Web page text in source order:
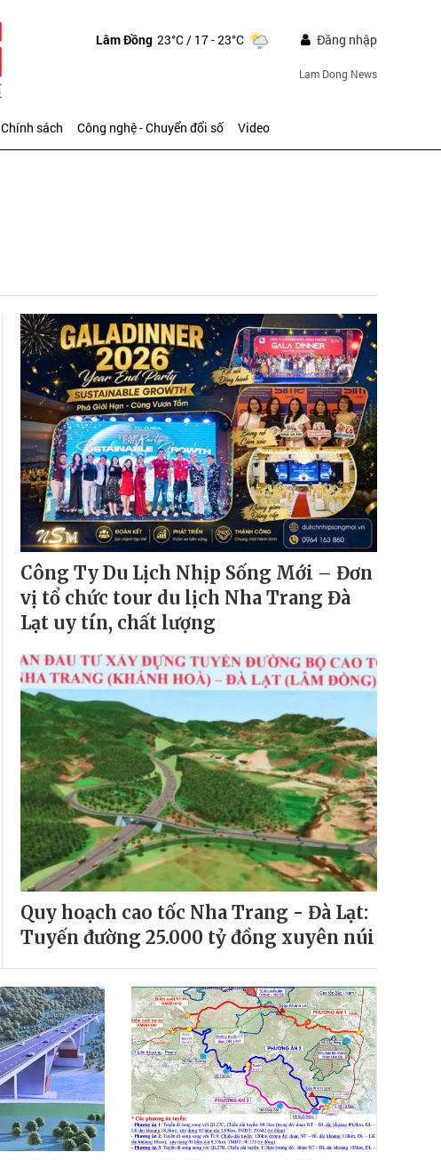
Lâm Đồng 23°C/ 17 - 23°C Đăng nhập
Lam Dong News
Chính sách Công nghệ - Chuyển đổi số Video
Công Ty Du Lịch Nhịp Sống Mới – Đơn
vị tổ chức tour du lịch Nha Trang Đà
Lạt uy tín, chất lượng
Quy hoạch cao tốc Nha Trang - Đà Lạt:
Tuyến đường 25.000 tỷ đồng xuyên núi